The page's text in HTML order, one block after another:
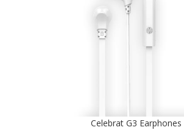
Celebrat G3 Earphones